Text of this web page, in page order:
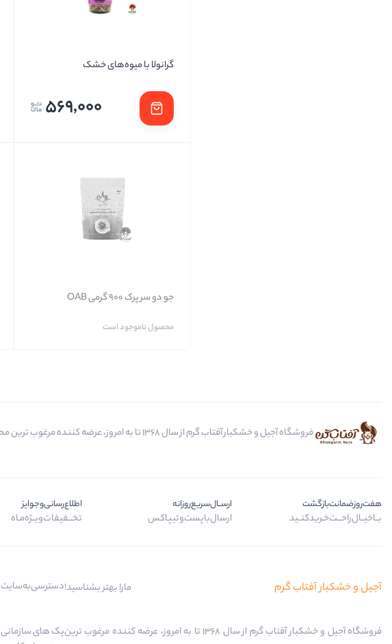
گرانولا با میوه‌های خشک
569,000
جو دو سر پرک 900 گرمی OAB
محصول ناموجود است
فروشگاه آجیل و خشکبار آفتاب گرم از سال 1368 تا به امروز، عرضه کننده مرغوب ترین محصولات آجیل، خشکبار، انواع تنقلات، ادویه و باکس کادویی است.
هفت‌روز‌ضمانت‌بازگشت
بــا‌خیــال‌راحـــت‌خـرید‌کنــید
ارســال‌سریع‌روزانه
ارسال‌با‌پست‌و‌تیپاکس
اطلاع‌رسانی‌و‌جوایز
تخـــفیفات‌ویــژه‌مـاه
آجیل و خشکبار آفتاب گرم مارا بهتر بشناسید!
فروشگاه آجیل و خشکبار آفتاب گرم از سال 1368 تا به امروز، عرضه کننده مرغوب ترین
دسترسی‌به‌سایت
پک های سازمانی